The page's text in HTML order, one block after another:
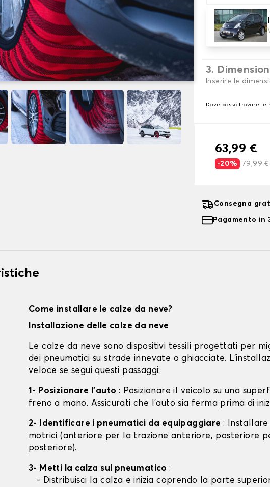
2. Finitura a
Scegli le calze
3.
Inserire le
Dove posso trovare
63,99 €
-20% 79,99 €
Consegna
Pagamento in
Come installare le calze da neve?
Installazione delle calze da neve
Le calze da neve sono dispositivi tessili progettati per
dei pneumatici su strade innevate o ghiacciate.
veloce se segui questi passaggi:
1- Posizionare l'auto : Posizionare il veicolo su una
freno a mano. Assicurati che l'auto sia ferma prima di
2- Identificare i pneumatici da equipaggiare :
motrici (anteriore per la trazione anteriore, posteriore
posteriore).
3- Metti la calza sul pneumatico:
- Distribuisci la calza e inizia coprendo la parte